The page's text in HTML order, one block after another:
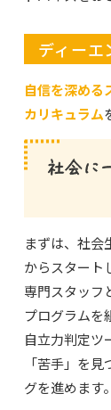
ディーエ
自信を深める
カリキュラム
まずは、社会
からスタート
専門スタッフ
プログラムを
自立力判定ツ
「苦手」を
グを進めます。